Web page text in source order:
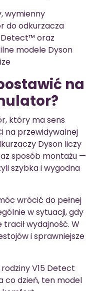
wymienny
do odkurzacza
Detect™ oraz
modele Dyson
na
który ma sens
na przewidywalnej
Dyson liczy
sposób montażu —
szybka i wygodna
wrócić do pełnej
w sytuacji, gdy
wydajność. W
i sprawniejsze
V15 Detect
co dzień, ten model